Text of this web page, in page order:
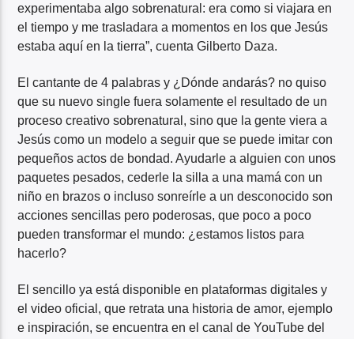
experimentaba algo sobrenatural: era como si viajara en
el tiempo y me trasladara a momentos en los que Jesús
estaba aquí en la tierra”, cuenta Gilberto Daza.
El cantante de 4 palabras y ¿Dónde andarás? no quiso
que su nuevo single fuera solamente el resultado de un
proceso creativo sobrenatural, sino que la gente viera a
Jesús como un modelo a seguir que se puede imitar con
pequeños actos de bondad. Ayudarle a alguien con unos
paquetes pesados, cederle la silla a una mamá con un
niño en brazos o incluso sonreírle a un desconocido son
acciones sencillas pero poderosas, que poco a poco
pueden transformar el mundo: ¿estamos listos para
hacerlo?
El sencillo ya está disponible en plataformas digitales y
el video oficial, que retrata una historia de amor, ejemplo
e inspiración, se encuentra en el canal de YouTube del